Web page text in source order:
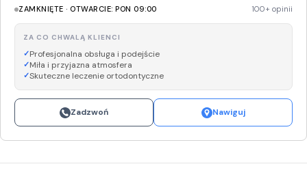
ZAMKNIĘTE · OTWARCIE: PON 09:00 100+ opinii
ZA CO CHWALĄ KLIENCI
Profesjonalna obsługa i podejście
Miła i przyjazna atmosfera
Skuteczne leczenie ortodontyczne
Zadzwoń Nawiguj